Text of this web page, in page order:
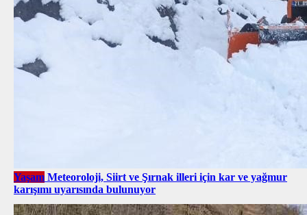
Yaşam Meteoroloji, Siirt ve Şırnak illeri için kar ve yağmur
karışımı uyarısında bulunuyor